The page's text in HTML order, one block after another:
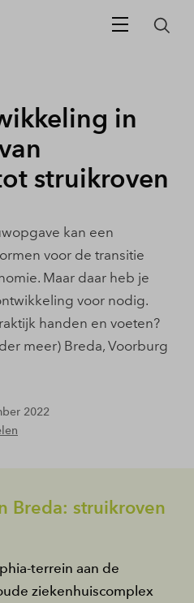
in
struikroven
kan een
voor de transitie
Maar daar heb je
voor nodig.
handen en voeten?
meer) Breda, Voorburg
2022
Breda: struikroven
terrein aan de
ziekenhuiscomplex